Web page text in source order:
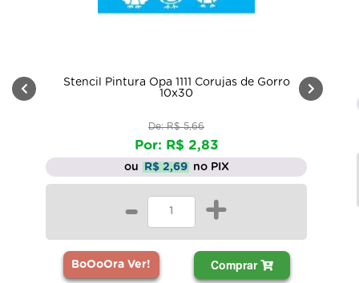
Stencil Pintura Opa 1111 Corujas de Gorro
10x30
De: R$ 5,66
Por: R$ 2,83
ou R$ 2,69 no PIX
- +
BoOoOra Ver! Comprar